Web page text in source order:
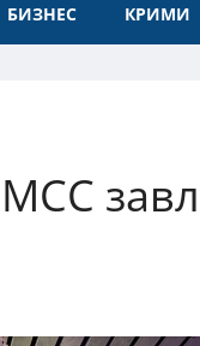
БИЗНЕС КРИМИ